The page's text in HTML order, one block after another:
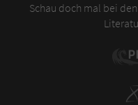
Schau doch mal bei